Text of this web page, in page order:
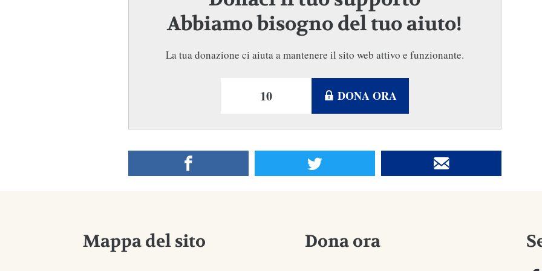
Abbiamo bisogno del tuo aiuto!
La tua donazione ci aiuta a mantenere il sito web attivo e funzionante.
DONA ORA
Mappa del sito Dona ora